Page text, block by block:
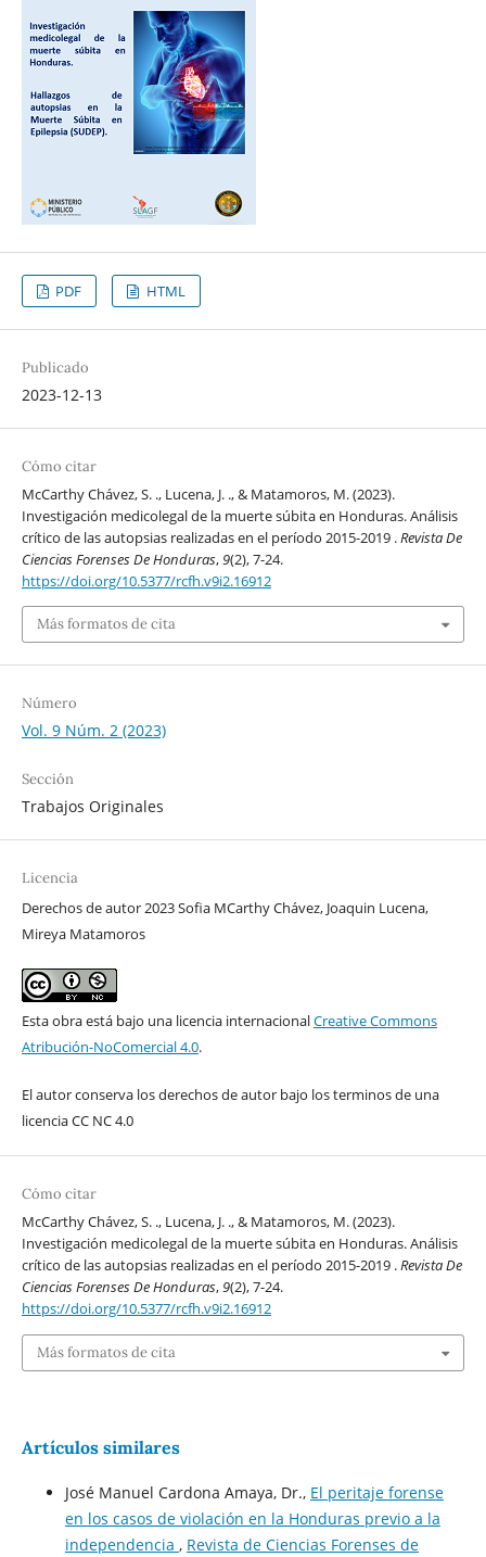
PDF HTML
Publicado
2023-12-13
Cómo citar
McCarthy Chávez, S. ., Lucena, J. ., & Matamoros, M. (2023).
Investigación medicolegal de la muerte súbita en Honduras. Análisis
crítico de las autopsias realizadas en el período 2015-2019 .Revista De
Ciencias Forenses De Honduras,9(2), 7-24.
https://doi.org/10.5377/rcfh.v9i2.16912
Más formatos de cita
Número
Vol. 9 Núm. 2 (2023)
Sección
Trabajos Originales
Licencia
Derechos de autor 2023 Sofia MCarthy Chávez, Joaquin Lucena,
Mireya Matamoros
Esta obra está bajo una licencia internacionalCreative Commons
Atribución-NoComercial 4.0.
El autor conserva los derechos de autor bajo los terminos de una
licencia CC NC 4.0
Cómo citar
McCarthy Chávez, S. ., Lucena, J. ., & Matamoros, M. (2023).
Investigación medicolegal de la muerte súbita en Honduras. Análisis
crítico de las autopsias realizadas en el período 2015-2019 .Revista De
Ciencias Forenses De Honduras,9(2), 7-24.
https://doi.org/10.5377/rcfh.v9i2.16912
Más formatos de cita
Artículos similares
José Manuel Cardona Amaya, Dr., El peritaje forense
en los casos de violación en la Honduras previo a la
independencia , Revista de Ciencias Forenses de